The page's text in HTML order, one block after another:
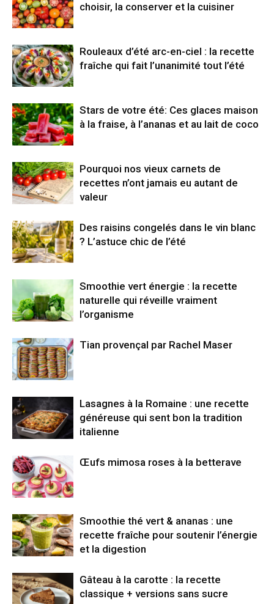
choisir, la conserver et la cuisiner
Rouleaux d’été arc-en-ciel : la recette
fraîche qui fait l’unanimité tout l’été
Stars de votre été: Ces glaces maison
à la fraise, à l’ananas et au lait de coco
Pourquoi nos vieux carnets de
recettes n’ont jamais eu autant de
valeur
Des raisins congelés dans le vin blanc
? L’astuce chic de l’été
Smoothie vert énergie : la recette
naturelle qui réveille vraiment
l’organisme
Tian provençal par Rachel Maser
Lasagnes à la Romaine : une recette
généreuse qui sent bon la tradition
italienne
Œufs mimosa roses à la betterave
Smoothie thé vert & ananas : une
recette fraîche pour soutenir l’énergie
et la digestion
Gâteau à la carotte : la recette
classique + versions sans sucre